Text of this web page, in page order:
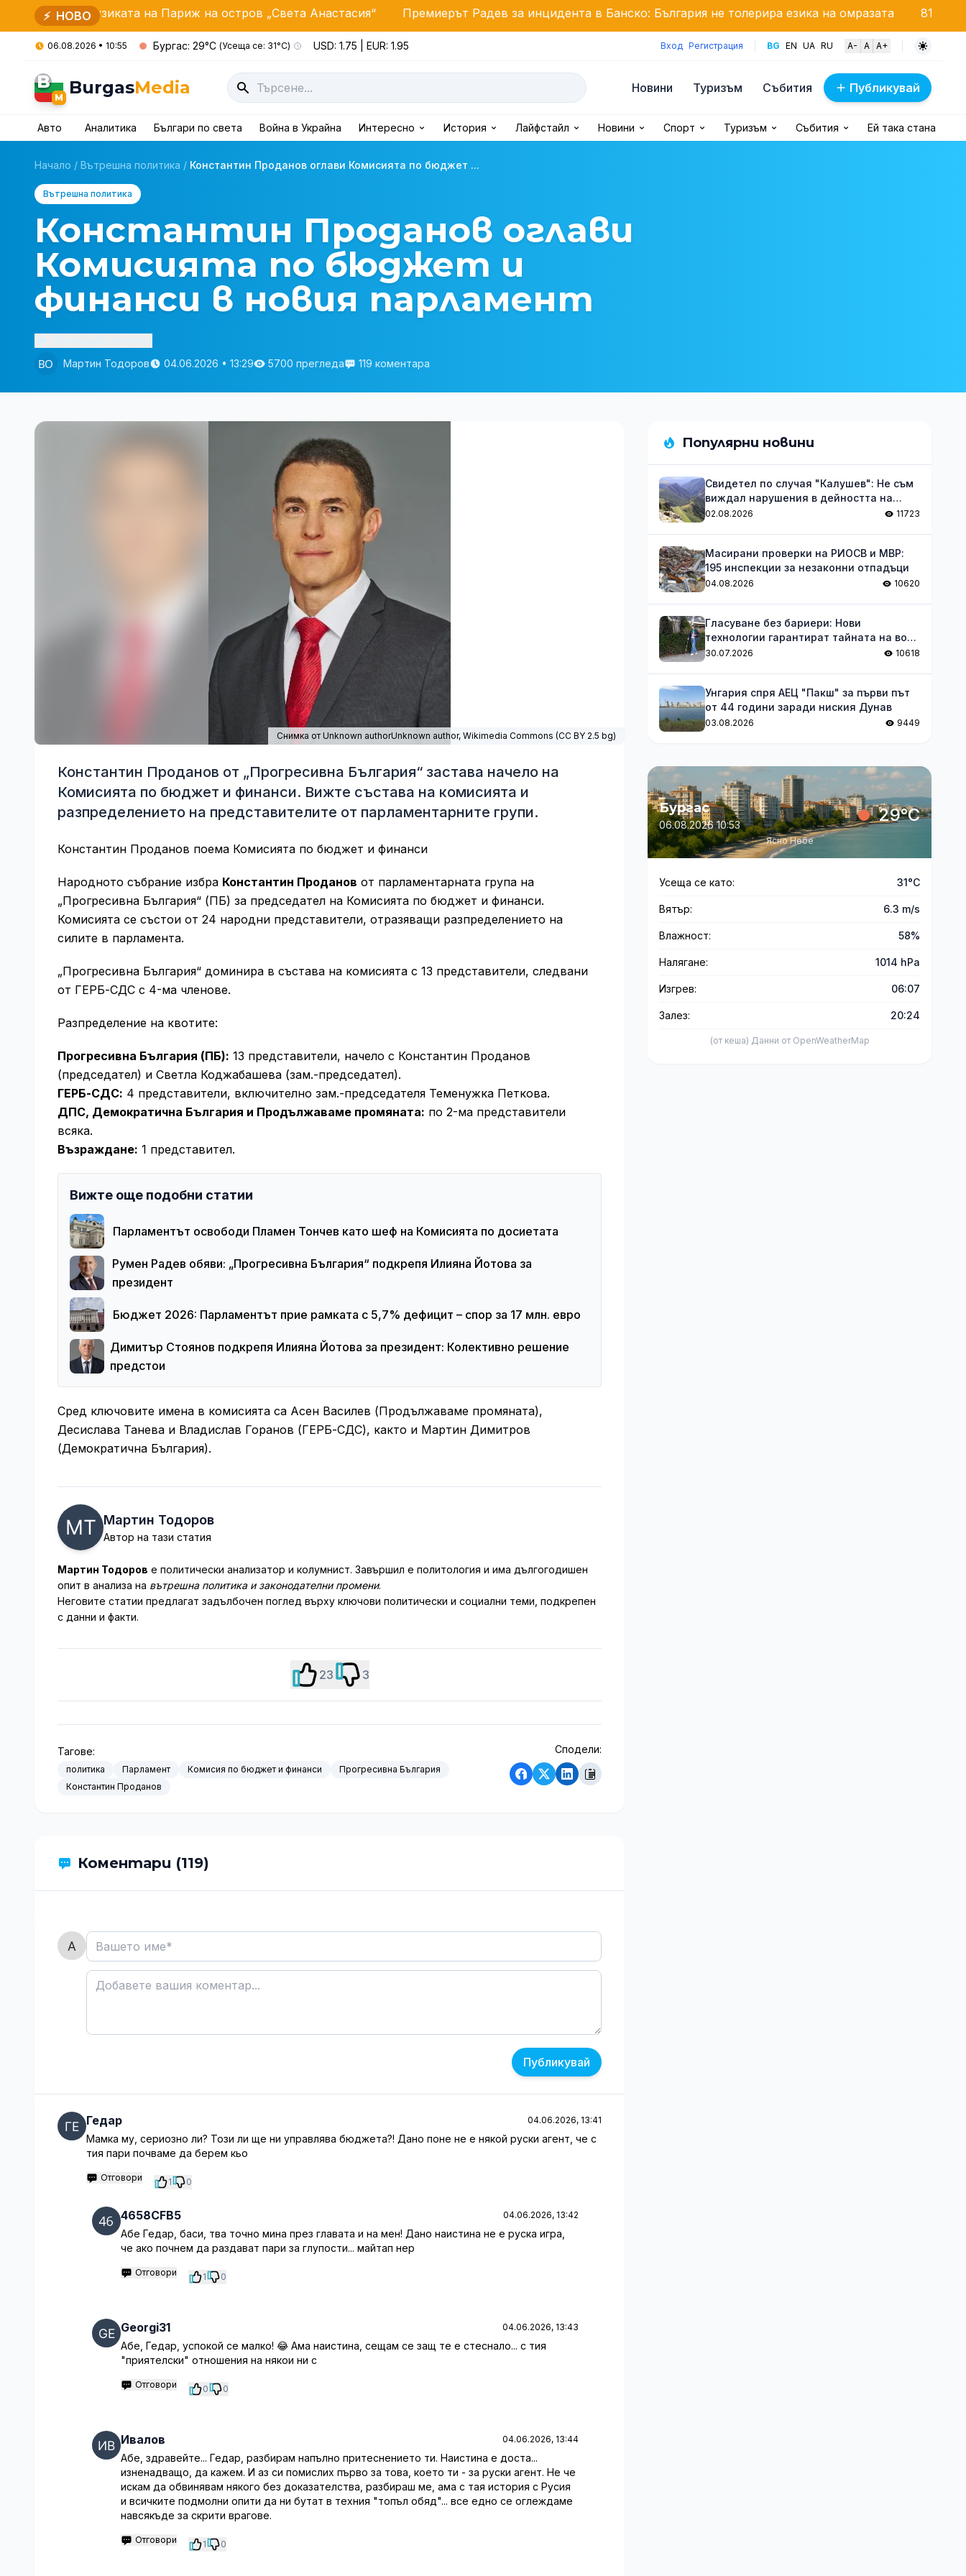
⚡ НОВО
на Париж на остров „Света Анастасия“ Премиерът Радев за инцидента в Банско: България не толерира езика на омразата 81 години от
06.08.2026 • 10:55 Бургас: 29°C (Усеща се: 31°C) USD: 1.75 | EUR: 1.95 Вход Регистрация BG EN UA RU A- A A+
B
M BurgasMedia Новини Туризъм Събития Публикувай
Авто Аналитика Българи по света Война в Украйна Интересно История Лайфстайл Новини Спорт Туризъм Събития Ей така стана
Начало / Вътрешна политика / Константин Проданов оглави Комисията по бюджет ...
Вътрешна политика
Константин Проданов оглави
Комисията по бюджет и
финанси в новия парламент
Мартин Тодоров
04.06.2026 • 13:29 5700 прегледа 119 коментара
Снимка от Unknown authorUnknown author,Wikimedia Commons (CC BY 2.5 bg)
Константин Проданов от „Прогресивна България“ застава начело на
Комисията по бюджет и финанси. Вижте състава на комисията и
разпределението на представителите от парламентарните групи.
Константин Проданов поема Комисията по бюджет и финанси
Народното събрание избра Константин Проданов от парламентарната група на
„Прогресивна България“ (ПБ) за председател на Комисията по бюджет и финанси.
Комисията се състои от 24 народни представители, отразяващи разпределението на
силите в парламента.
„Прогресивна България“ доминира в състава на комисията с 13 представители, следвани
от ГЕРБ-СДС с 4-ма членове.
Разпределение на квотите:
Прогресивна България (ПБ): 13 представители, начело с Константин Проданов
(председател) и Светла Коджабашева (зам.-председател).
ГЕРБ-СДС: 4 представители, включително зам.-председателя Теменужка Петкова.
ДПС, Демократична България и Продължаваме промяната: по 2-ма представители
всяка.
Възраждане: 1 представител.
Вижте още подобни статии
Парламентът освободи Пламен Тончев като шеф на Комисията по досиетата
Румен Радев обяви: „Прогресивна България“ подкрепя Илияна Йотова за
президент
Бюджет 2026: Парламентът прие рамката с 5,7% дефицит – спор за 17 млн. евро
Димитър Стоянов подкрепя Илияна Йотова за президент: Колективно решение
предстои
Сред ключовите имена в комисията са Асен Василев (Продължаваме промяната),
Десислава Танева и Владислав Горанов (ГЕРБ-СДС), както и Мартин Димитров
(Демократична България).
Мартин Тодоров
Автор на тази статия
Мартин Тодоров е политически анализатор и колумнист. Завършил е политология и има дългогодишен
опит в анализа на вътрешна политика и законодателни промени.
Неговите статии предлагат задълбочен поглед върху ключови политически и социални теми, подкрепен
с данни и факти.
23 3
Тагове:
политика Парламент Комисия по бюджет и финанси
Прогресивна България
Константин Проданов
Сподели:
Коментари (119)
Публикувай
Гедар 04.06.2026, 13:41
Мамка му, сериозно ли? Този ли ще ни управлява бюджета?! Дано поне не е някой руски агент, че с
тия пари почваме да берем кьо
Отговори 1 0
4658CFB5 04.06.2026, 13:42
Абе Гедар, баси, тва точно мина през главата и на мен! Дано наистина не е руска игра,
че ако почнем да раздават пари за глупости... майтап нер
Отговори 1 0
Georgi31 04.06.2026, 13:43
Абе, Гедар, успокой се малко! 😂 Ама наистина, сещам се защ те е стеснало... с тия
"приятелски" отношения на някои ни с
Отговори 0 0
Ивалов 04.06.2026, 13:44
Абе, здравейте... Гедар, разбирам напълно притеснението ти. Наистина е доста...
изненадващо, да кажем. И аз си помислих първо за това, което ти - за руски агент. Не че
искам да обвинявам някого без доказателства, разбираш ме, ама с тая история с Русия
и всичките подмолни опити да ни бутат в техния "топъл обяд"... все едно се оглеждаме
навсякъде за скрити врагове.
Отговори 1 0
Популярни новини
Свидетел по случая "Калушев": Не съм
виждал нарушения в дейността на
групата
02.08.2026 11723
Масирани проверки на РИОСВ и МВР:
195 инспекции за незаконни отпадъци
04.08.2026 10620
Гласуване без бариери: Нови
технологии гарантират тайната на вота
за незрящите
30.07.2026 10618
Унгария спря АЕЦ "Пакш" за първи път
от 44 години заради ниския Дунав
03.08.2026 9449
Бургас
06.08.2026 10:53 29°C
Ясно Небе
Усеща се като: 31°C
Вятър: 6.3 m/s
Влажност: 58%
Налягане: 1014 hPa
Изгрев: 06:07
Залез: 20:24
(от кеша) Данни от OpenWeatherMap